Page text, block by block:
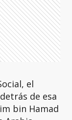
el
de esa
bin Hamad